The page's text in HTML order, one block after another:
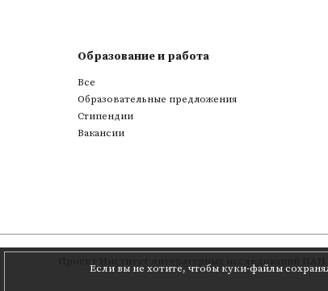
Если вы не хотите, чтобы куки-файлы
Образование и работа
Все
Образовательные предложения
Стипендии
Вакансии
Институт литературных исследований ПАН